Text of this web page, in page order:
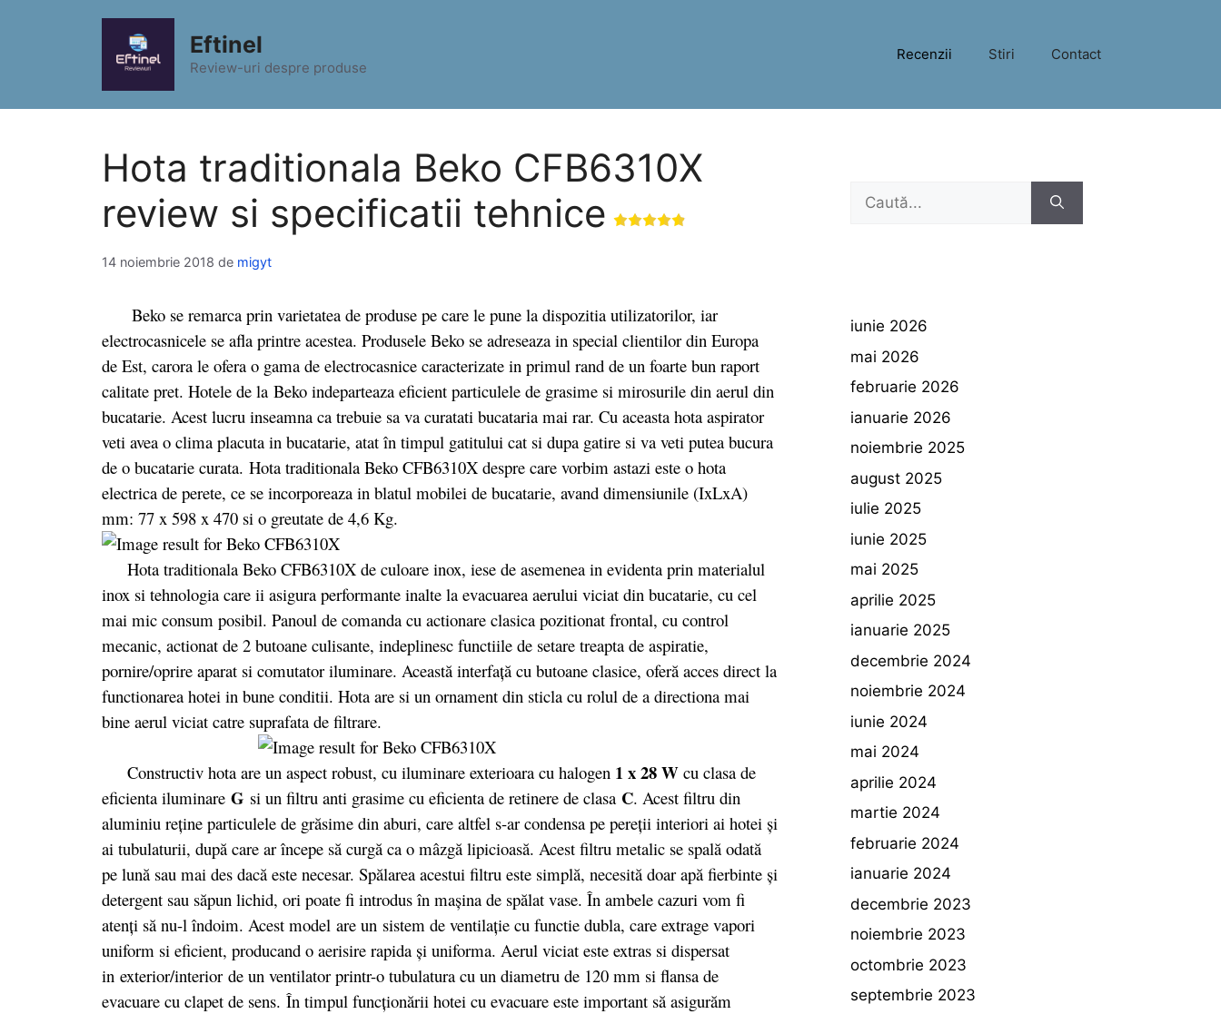
Eftinel
Review-uri despre produse
Recenzii Stiri Contact
Hota traditionala Beko CFB6310X
review si specificatii tehnice
14 noiembrie 2018 de migyt
Beko se remarca prin varietatea de produse pe care le pune la dispozitia utilizatorilor, iar
electrocasnicele se afla printre acestea. Produsele Beko se adreseaza in special clientilor din Europa
de Est, carora le ofera o gama de electrocasnice caracterizate in primul rand de un foarte bun raport
calitate pret. Hotele de la Beko indeparteaza eficient particulele de grasime si mirosurile din aerul din
bucatarie. Acest lucru inseamna ca trebuie sa va curatati bucataria mai rar. Cu aceasta hota aspirator
veti avea o clima placuta in bucatarie, atat în timpul gatitului cat si dupa gatire si va veti putea bucura
de o bucatarie curata. Hota traditionala Beko CFB6310X despre care vorbim astazi este o hota
electrica de perete, ce se incorporeaza in blatul mobilei de bucatarie, avand dimensiunile (IxLxA)
mm: 77 x 598 x 470 si o greutate de 4,6 Kg.
Hota traditionala Beko CFB6310X de culoare inox, iese de asemenea in evidenta prin materialul
inox si tehnologia care ii asigura performante inalte la evacuarea aerului viciat din bucatarie, cu cel
mai mic consum posibil. Panoul de comanda cu actionare clasica pozitionat frontal, cu control
mecanic, actionat de 2 butoane culisante, indeplinesc functiile de setare treapta de aspiratie,
pornire/oprire aparat si comutator iluminare. Această interfaţă cu butoane clasice, oferă acces direct la
functionarea hotei in bune conditii. Hota are si un ornament din sticla cu rolul de a directiona mai
bine aerul viciat catre suprafata de filtrare.
Constructiv hota are un aspect robust, cu iluminare exterioara cu halogen 1 x 28 W cu clasa de
eficienta iluminare G si un filtru anti grasime cu eficienta de retinere de clasa C. Acest filtru din
aluminiu reţine particulele de grăsime din aburi, care altfel s-ar condensa pe pereţii interiori ai hotei şi
ai tubulaturii, după care ar începe să curgă ca o mâzgă lipicioasă. Acest filtru metalic se spală odată
pe lună sau mai des dacă este necesar. Spălarea acestui filtru este simplă, necesită doar apă fierbinte şi
detergent sau săpun lichid, ori poate fi introdus în maşina de spălat vase. În ambele cazuri vom fi
atenţi să nu-l îndoim. Acest model are un sistem de ventilaţie cu functie dubla, care extrage vapori
uniform si eficient, producand o aerisire rapida şi uniforma. Aerul viciat este extras si dispersat
in exterior/interior de un ventilator printr-o tubulatura cu un diametru de 120 mm si flansa de
evacuare cu clapet de sens. În timpul funcţionării hotei cu evacuare este important să asigurăm
Caută
iunie 2026
mai 2026
februarie 2026
ianuarie 2026
noiembrie 2025
august 2025
iulie 2025
iunie 2025
mai 2025
aprilie 2025
ianuarie 2025
decembrie 2024
noiembrie 2024
iunie 2024
mai 2024
aprilie 2024
martie 2024
februarie 2024
ianuarie 2024
decembrie 2023
noiembrie 2023
octombrie 2023
septembrie 2023